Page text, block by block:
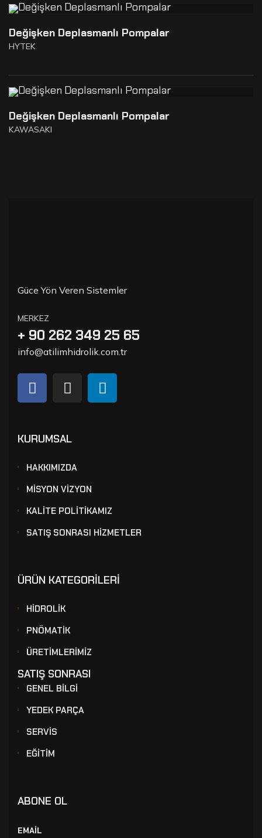
Değişken Deplasmanlı Pompalar
HYTEK
Değişken Deplasmanlı Pompalar
KAWASAKI
Güce Yön Veren Sistemler
MERKEZ
+ 90 262 349 25 65
info@atilimhidrolik.com.tr
KURUMSAL
HAKKIMIZDA
MİSYON VİZYON
KALİTE POLİTİKAMIZ
SATIŞ SONRASI HİZMETLER
ÜRÜN KATEGORİLERİ
HİDROLİK
PNÖMATİK
ÜRETİMLERİMİZ
SATIŞ SONRASI
GENEL BİLGİ
YEDEK PARÇA
SERVİS
EĞİTİM
ABONE OL
EMAİL